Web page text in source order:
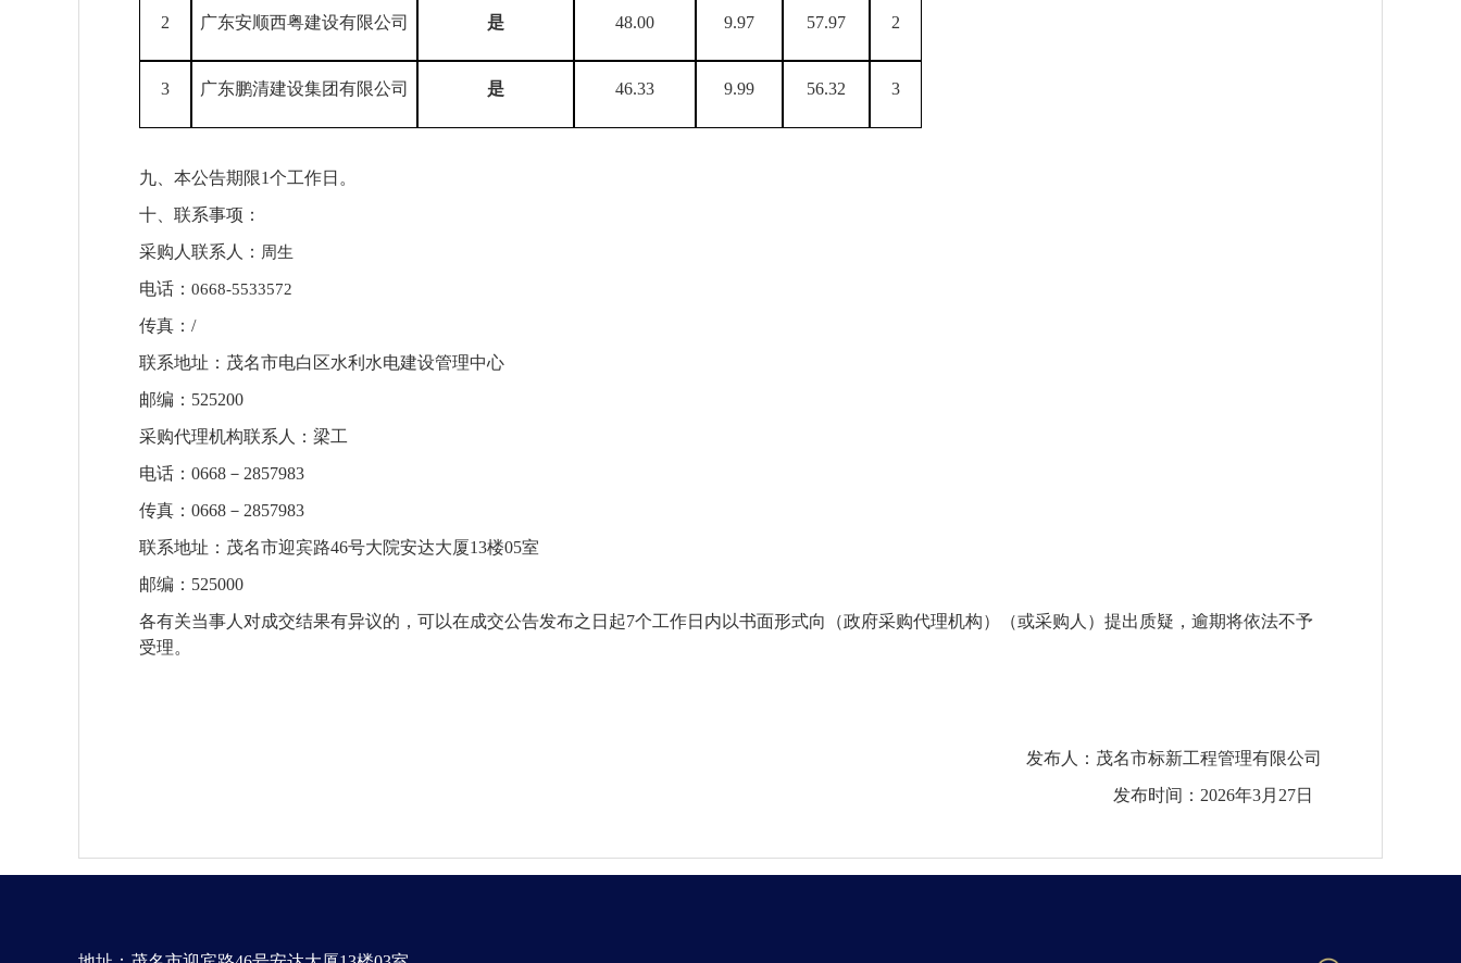
2 广东安顺西粤建设有限公司 是 48.00 9.97 57.97 2
3 广东鹏清建设集团有限公司 是 46.33 9.99 56.32 3
九 、本公告期限1个工作日。
十、联系事项：
采购人联系人： 周生
电话： 0668-5533572
传真： /
联系地址： 茂名市电白区水利水电建设管理中心
邮编： 525200
采购代理机构联系人： 梁工
电话： 0668－2857983
传真： 0668－2857983
联系地址：茂名市迎宾路46号大院安达大厦13楼05室
邮编： 525000
各有关当事人对成交结果有异议的，可以在成交公告发布之日起7个工作日内以书面形式向（政府采购代理机构）（或采购人）提出质疑，逾期将依法不予
受理。
发布人： 茂名市标新工程管理有限公司
发布时间： 2026年3月 27日